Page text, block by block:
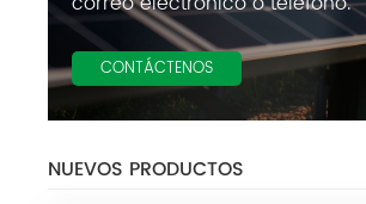
CONTÁCTENOS
NUEVOS PRODUCTOS